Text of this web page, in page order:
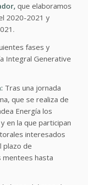
que elaboramos
2020-2021 y
fases y
Integral Generative
Tras una jornada
que se realiza de
Energía los
en la que participan
interesados
plazo de
mentees hasta